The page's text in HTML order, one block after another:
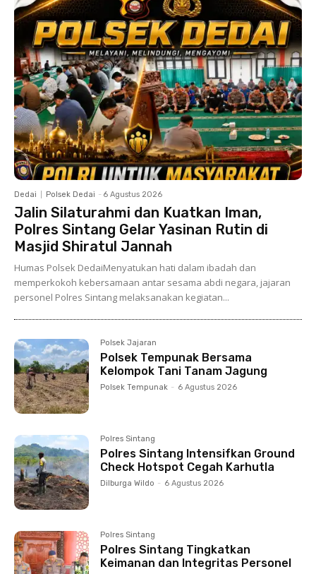
Dedai Polsek Dedai - 6 Agustus 2026
Jalin Silaturahmi dan Kuatkan Iman,
Polres Sintang Gelar Yasinan Rutin di
Masjid Shiratul Jannah
Humas Polsek DedaiMenyatukan hati dalam ibadah dan
memperkokoh kebersamaan antar sesama abdi negara, jajaran
personel Polres Sintang melaksanakan kegiatan...
Polsek Jajaran
Polsek Tempunak Bersama
Kelompok Tani Tanam Jagung
Polsek Tempunak - 6 Agustus 2026
Polres Sintang
Polres Sintang Intensifkan Ground
Check Hotspot Cegah Karhutla
Dilburga Wildo - 6 Agustus 2026
Polres Sintang
Polres Sintang Tingkatkan
Keimanan dan Integritas Personel